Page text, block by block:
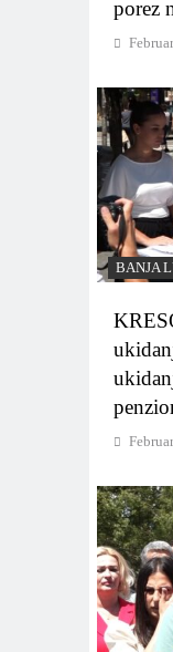
porez
BANJA